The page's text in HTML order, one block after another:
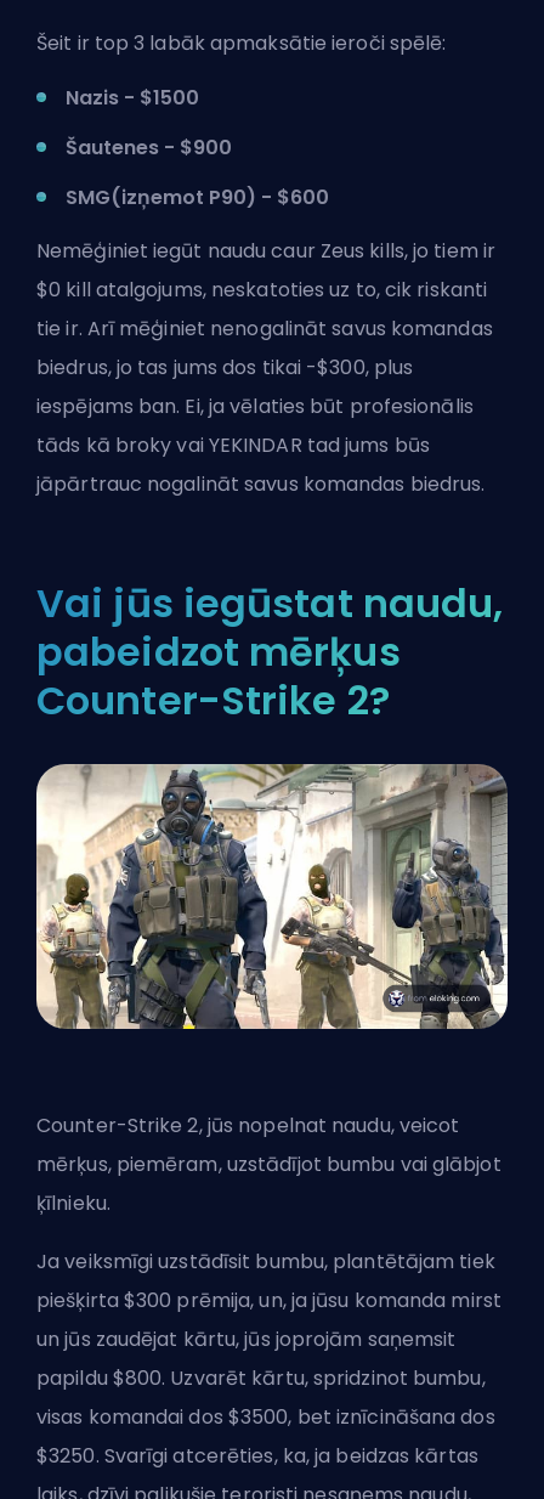
Šeit ir top 3 labāk apmaksātie ieroči spēlē:
Nazis - $1500
Šautenes - $900
SMG(izņemot P90) - $600
Nemēģiniet iegūt naudu caur Zeus kills, jo tiem ir
$0 kill atalgojums, neskatoties uz to, cik riskanti
tie ir. Arī mēģiniet nenogalināt savus komandas
biedrus, jo tas jums dos tikai -$300, plus
iespējams ban. Ei, ja vēlaties būt profesionālis
tāds kā brokyvai YEKINDAR tad jums būs
jāpārtrauc nogalināt savus komandas biedrus.
Vai jūs iegūstat naudu,
pabeidzot mērķus
Counter-Strike 2?
Counter-Strike 2, jūs nopelnat naudu, veicot
mērķus, piemēram, uzstādījot bumbu vai glābjot
ķīlnieku.
Ja veiksmīgi uzstādīsit bumbu, plantētājam tiek
piešķirta $300 prēmija, un, ja jūsu komanda mirst
un jūs zaudējat kārtu, jūs joprojām saņemsit
papildu $800. Uzvarēt kārtu, spridzinot bumbu,
visas komandai dos $3500, bet iznīcināšana dos
$3250. Svarīgi atcerēties, ka, ja beidzas kārtas